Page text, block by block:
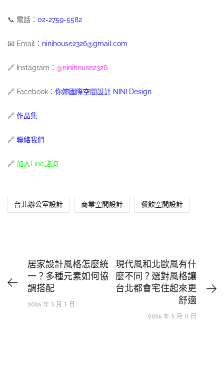
📞 電話： 02-2759-5582
📧 Email： ninihouse2326@gmail.com
🔗 Instagram： @ninihouse2326
🔗 Facebook： 你妳國際空間設計 NINI Design
🔗 作品集
🔗 聯絡我們
🔗 加入Line諮詢
台北辦公室設計 商業空間設計 餐飲空間設計
居家設計風格怎麼統
一？多種元素如何協
調搭配
2026 年 3 月 3 日
現代風和北歐風有什
麼不同？選對風格讓
台北都會宅住起來更
舒適
2026 年 5 月 11 日